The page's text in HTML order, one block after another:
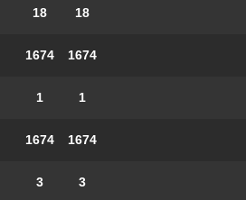
18
18
1674
1674
1
1
1674
1674
3
3